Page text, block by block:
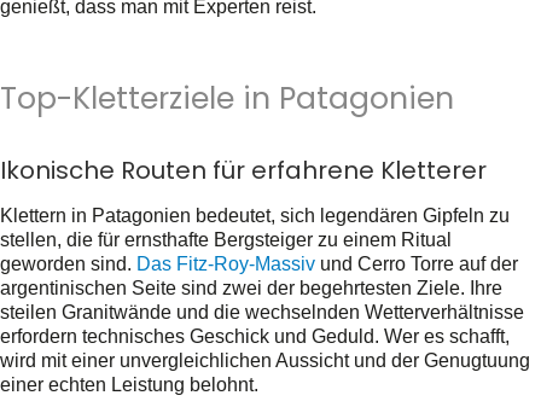
genießt, dass man mit Experten reist.
Top-Kletterziele in Patagonien
Ikonische Routen für erfahrene Kletterer
Klettern in Patagonien bedeutet, sich legendären Gipfeln zu
stellen, die für ernsthafte Bergsteiger zu einem Ritual
geworden sind. Das Fitz-Roy-Massiv und Cerro Torre auf der
argentinischen Seite sind zwei der begehrtesten Ziele. Ihre
steilen Granitwände und die wechselnden Wetterverhältnisse
erfordern technisches Geschick und Geduld. Wer es schafft,
wird mit einer unvergleichlichen Aussicht und der Genugtuung
einer echten Leistung belohnt.